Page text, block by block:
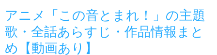
アニメ「この音とまれ！」の主題
歌・全話あらすじ・作品情報まと
め【動画あり】